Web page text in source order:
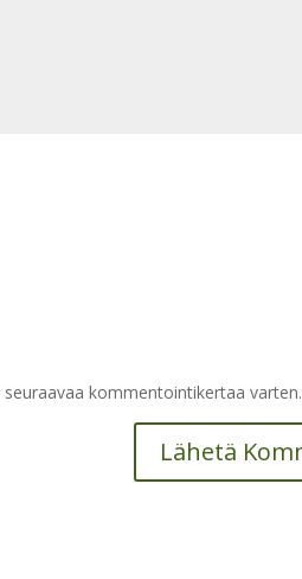
kommentointikertaa varten.